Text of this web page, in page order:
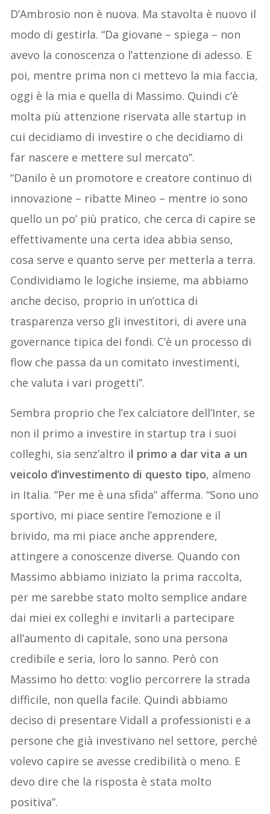
D’Ambrosio non è nuova. Ma stavolta è nuovo il
modo di gestirla. “Da giovane – spiega – non
avevo la conoscenza o l’attenzione di adesso. E
poi, mentre prima non ci mettevo la mia faccia,
oggi è la mia e quella di Massimo. Quindi c’è
molta più attenzione riservata alle startup in
cui decidiamo di investire o che decidiamo di
far nascere e mettere sul mercato”.
“Danilo è un promotore e creatore continuo di
innovazione – ribatte Mineo – mentre io sono
quello un po’ più pratico, che cerca di capire se
effettivamente una certa idea abbia senso,
cosa serve e quanto serve per metterla a terra.
Condividiamo le logiche insieme, ma abbiamo
anche deciso, proprio in un’ottica di
trasparenza verso gli investitori, di avere una
governance tipica dei fondi. C’è un processo di
flow che passa da un comitato investimenti,
che valuta i vari progetti”.
Sembra proprio che l’ex calciatore dell’Inter, se
non il primo a investire in startup tra i suoi
colleghi, sia senz’altro il primo a dar vita a un
veicolo d’investimento di questo tipo, almeno
in Italia. “Per me è una sfida” afferma. “Sono uno
sportivo, mi piace sentire l’emozione e il
brivido, ma mi piace anche apprendere,
attingere a conoscenze diverse. Quando con
Massimo abbiamo iniziato la prima raccolta,
per me sarebbe stato molto semplice andare
dai miei ex colleghi e invitarli a partecipare
all’aumento di capitale, sono una persona
credibile e seria, loro lo sanno. Però con
Massimo ho detto: voglio percorrere la strada
difficile, non quella facile. Quindi abbiamo
deciso di presentare Vidall a professionisti e a
persone che già investivano nel settore, perché
volevo capire se avesse credibilità o meno. E
devo dire che la risposta è stata molto
positiva”.